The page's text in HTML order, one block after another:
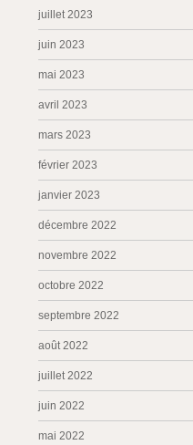
juillet 2023
juin 2023
mai 2023
avril 2023
mars 2023
février 2023
janvier 2023
décembre 2022
novembre 2022
octobre 2022
septembre 2022
août 2022
juillet 2022
juin 2022
mai 2022